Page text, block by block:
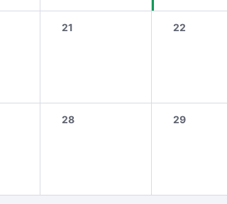
21 22
28 29